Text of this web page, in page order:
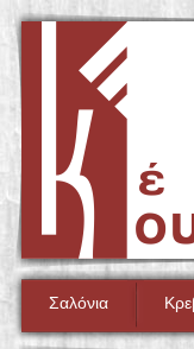
Σαλόνια